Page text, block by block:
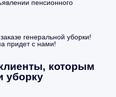
пенсионного
генеральной уборки!
придет с нами!
которым
уборку